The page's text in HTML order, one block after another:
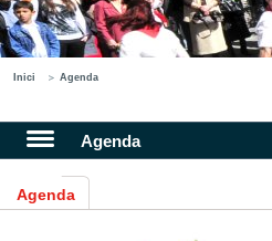
Inici Agenda
Agenda
Agenda